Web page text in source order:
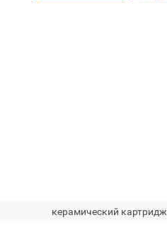
керамический картридж